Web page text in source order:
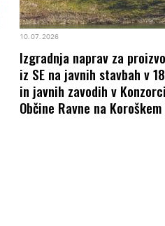
10. 07. 2026
Izgradnja naprav za
iz SE na javnih stavbah v
in javnih zavodih v
Občine Ravne na Koroškem